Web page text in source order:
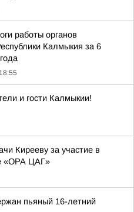
работы органов
Калмыкия за 6
и гости Калмыкии!
Кирееву за участие в
«ОРА ЦАГ»
пьяный 16-летний